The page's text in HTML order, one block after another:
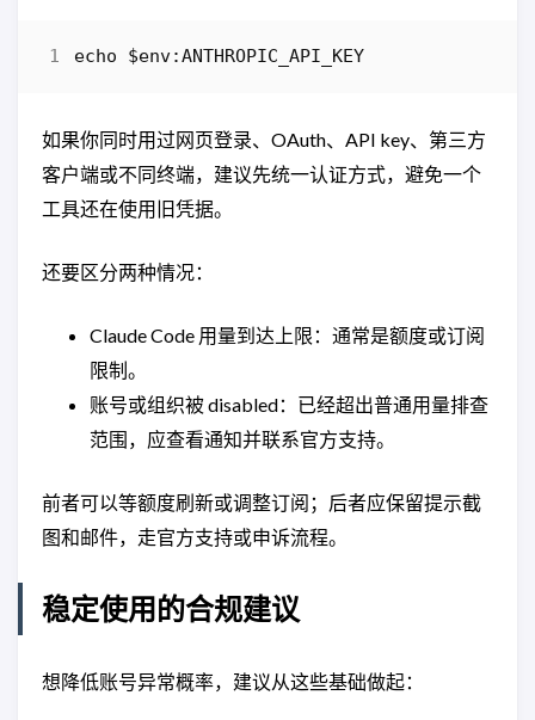
echo $env:ANTHROPIC_API_KEY
如果你同时用过网页登录、OAuth、API key、第三方
客户端或不同终端，建议先统一认证方式，避免一个
工具还在使用旧凭据。
还要区分两种情况：
Claude Code 用量到达上限：通常是额度或订阅
限制。
账号或组织被 disabled：已经超出普通用量排查
范围，应查看通知并联系官方支持。
前者可以等额度刷新或调整订阅；后者应保留提示截
图和邮件，走官方支持或申诉流程。
稳定使用的合规建议
想降低账号异常概率，建议从这些基础做起：